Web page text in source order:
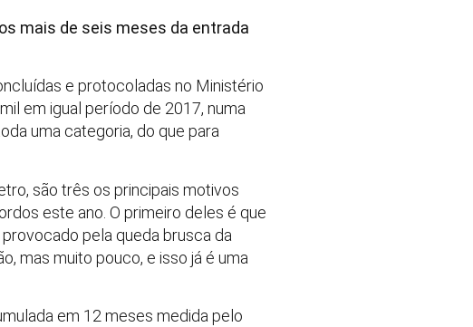
mais de seis meses da entrada
e protocoladas no Ministério
em igual período de 2017, numa
uma categoria, do que para
são três os principais motivos
este ano. O primeiro deles é que
pela queda brusca da
mas muito pouco, e isso já é uma
em 12 meses medida pelo